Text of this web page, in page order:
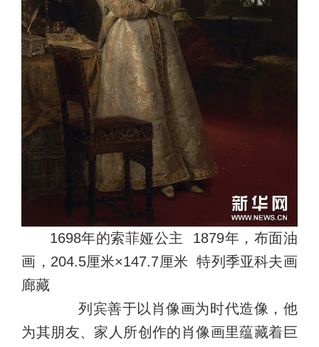
1698年的索菲娅公主 1879年，布面油
画，204.5厘米×147.7厘米 特列季亚科夫画
廊藏
列宾善于以肖像画为时代造像，他
为其朋友、家人所创作的肖像画里蕴藏着巨